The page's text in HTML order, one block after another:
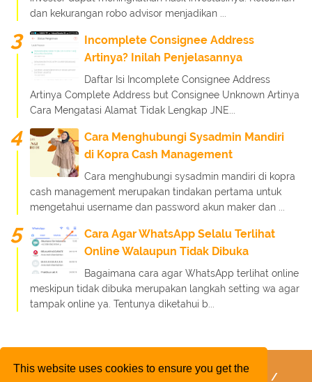
This website uses cookies to ensure you get the
dan kekurangan robo advisor menjadikan ...
Incomplete Consignee Address
Artinya? Inilah Penjelasannya
Daftar Isi Incomplete Consignee Address
Artinya Complete Address but Consignee Unknown Artinya
Cara Mengatasi Alamat Tidak Lengkap JNE...
Cara Menghubungi Sysadmin Mandiri
di Kopra Cash Management
Cara menghubungi sysadmin mandiri di kopra
cash management merupakan tindakan pertama untuk
mengetahui username dan password akun maker dan ...
Cara Agar WhatsApp Selalu Terlihat
Online Walaupun Tidak Dibuka
Bagaimana cara agar WhatsApp terlihat online
meskipun tidak dibuka merupakan langkah setting wa agar
tampak online ya. Tentunya diketahui b...
Kebijakan Privasi